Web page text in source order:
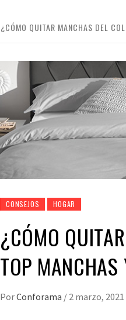
¿CÓMO QUITAR MANCHAS DEL
CONSEJOS HOGAR
¿CÓMO
TOP
PorConforama / 2 marzo, 2021